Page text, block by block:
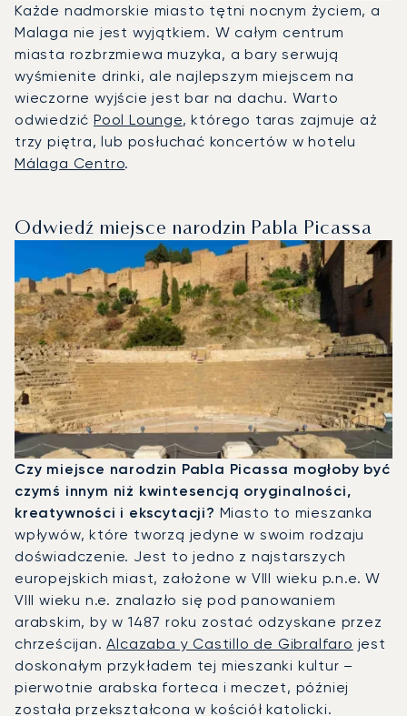
Każde nadmorskie miasto tętni nocnym życiem, a
Malaga nie jest wyjątkiem. W całym centrum
miasta rozbrzmiewa muzyka, a bary serwują
wyśmienite drinki, ale najlepszym miejscem na
wieczorne wyjście jest bar na dachu. Warto
odwiedzićPool Lounge, którego taras zajmuje aż
trzy piętra, lub posłuchać koncertów w hotelu
Málaga Centro.
Odwiedź miejsce narodzin Pabla Picassa
Czy miejsce narodzin Pabla Picassa mogłoby być
czymś innym niż kwintesencją oryginalności,
kreatywności i ekscytacji? Miasto to mieszanka
wpływów, które tworzą jedyne w swoim rodzaju
doświadczenie. Jest to jedno z najstarszych
europejskich miast, założone w VIII wieku p.n.e. W
VIII wieku n.e. znalazło się pod panowaniem
arabskim, by w 1487 roku zostać odzyskane przez
chrześcijan.Alcazaba y Castillo de Gibralfaro jest
doskonałym przykładem tej mieszanki kultur –
pierwotnie arabska forteca i meczet, później
została przekształcona w kościół katolicki.